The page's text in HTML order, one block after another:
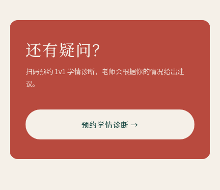
还有疑问？
扫码预约 1v1 学情诊断，老师会根据你的情况给出建
议。
预约学情诊断 →